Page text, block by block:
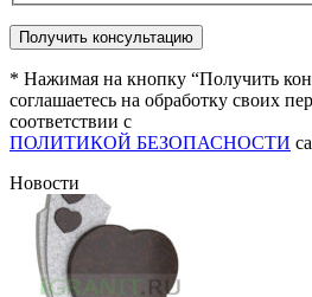
* Нажимая на кнопку “Получить
соглашаетесь на обработку своих
соответствии с
ПОЛИТИКОЙ БЕЗОПАСНОСТИ
Новости